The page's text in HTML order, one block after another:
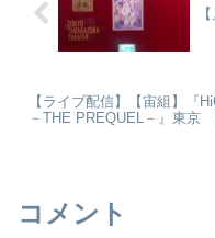
【ライブ配信】【宙組】『
－THE PREQUEL－』東京
コメント